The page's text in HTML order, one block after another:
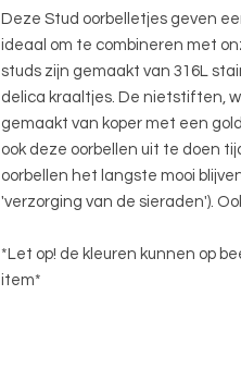
Deze Stud oorbelletjes geven
ideaal om te combineren met
studs zijn gemaakt van 316L
delica kraaltjes. De nietstiften,
gemaakt van koper met een
ook deze oorbellen uit te doen
oorbellen het langste mooi
'verzorging van de sieraden').
*Let op! de kleuren kunnen op
item*